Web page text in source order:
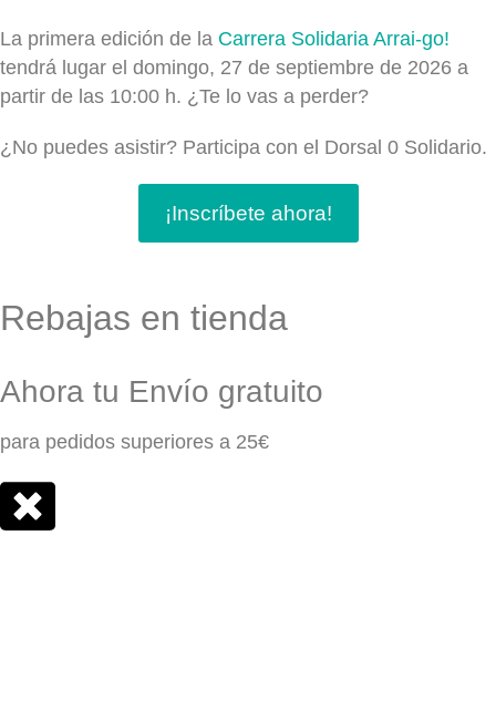
La primera edición de la Carrera Solidaria Arrai-go!
tendrá lugar el domingo, 27 de septiembre de 2026 a
partir de las 10:00 h. ¿Te lo vas a perder?
¿No puedes asistir? Participa con el Dorsal 0 Solidario.
¡Inscríbete ahora!
Rebajas en tienda
Ahora tu Envío gratuito
para pedidos superiores a 25€